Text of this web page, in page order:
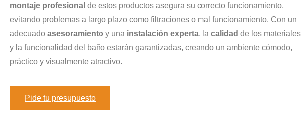
montaje profesional de estos productos asegura su correcto funcionamiento,
evitando problemas a largo plazo como filtraciones o mal funcionamiento. Con un
adecuado asesoramiento y una instalación experta, la calidad de los materiales
y la funcionalidad del baño estarán garantizadas, creando un ambiente cómodo,
práctico y visualmente atractivo.
Pide tu presupuesto